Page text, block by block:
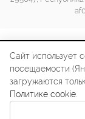
Сайт использует
посещаемости
загружаются
Политике cookie